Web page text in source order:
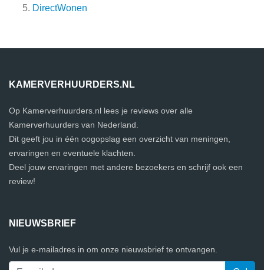
DirectWonen
KAMERVERHUURDERS.NL
Op Kamerverhuurders.nl lees je reviews over alle
Kamerverhuurders van Nederland.
Dit geeft jou in één oogopslag een overzicht van meningen,
ervaringen en eventuele klachten.
Deel jouw ervaringen met andere bezoekers en schrijf ook een
review!
NIEUWSBRIEF
Vul je e-mailadres in om onze nieuwsbrief te ontvangen.